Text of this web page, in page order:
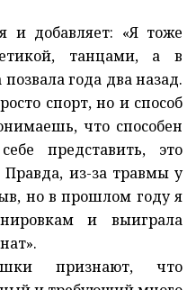
и добавляет: «Я тоже
танцами, а в
года два назад.
спорт, но и способ
что способен
представить, это
Правда, из-за травмы у
но в прошлом году я
и выиграла
признают, что